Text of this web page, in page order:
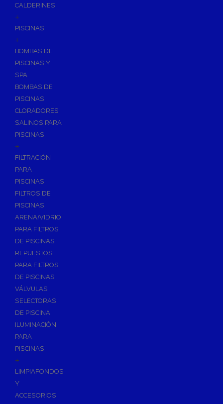
CALDERINES
+
PISCINAS
+
BOMBAS DE
PISCINAS Y
SPA
BOMBAS DE
PISCINAS
CLORADORES
SALINOS PARA
PISCINAS
+
FILTRACIÓN
PARA
PISCINAS
FILTROS DE
PISCINAS
ARENA/VIDRIO
PARA FILTROS
DE PISCINAS
REPUESTOS
PARA FILTROS
DE PISCINAS
VÁLVULAS
SELECTORAS
DE PISCINA
ILUMINACIÓN
PARA
PISCINAS
+
LIMPIAFONDOS
Y
ACCESORIOS